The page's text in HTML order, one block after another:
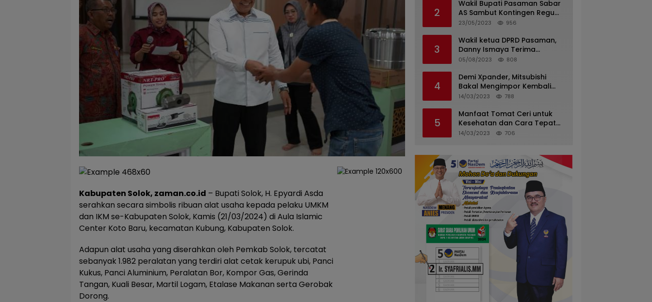
Kabupaten Solok, zaman.co.id – Bupati Solok, H. Epyardi Asda
serahkan secara simbolis ribuan alat usaha kepada pelaku UMKM
dan IKM se-Kabupaten Solok, Kamis (21/03/2024) di Aula Islamic
Center Koto Baru, kecamatan Kubung, Kabupaten Solok.
Adapun alat usaha yang diserahkan oleh Pemkab Solok, tercatat
sebanyak 1.982 peralatan yang terdiri alat cetak kerupuk ubi, Panci
Kukus, Panci Aluminium, Peralatan Bor, Kompor Gas, Gerinda
Tangan, Kuali Besar, Martil Logam, Etalase Makanan serta Gerobak
Dorong.
2
Wakil Bupati Pasaman Sabar
AS Sambut Kontingen Regu
Pramuka Kwarcab Pasaman
23/05/2023 956
3
Wakil ketua DPRD Pasaman,
Danny Ismaya Terima
Kunjungan Mahasiswa KKN
05/08/2023 808
4
Demi Xpander, Mitsubishi
Bakal Mengimpor Kembali
Pajero Sport
14/03/2023 788
5
Manfaat Tomat Ceri untuk
Kesehatan dan Cara Tepat
Mengonsumsinya
14/03/2023 706